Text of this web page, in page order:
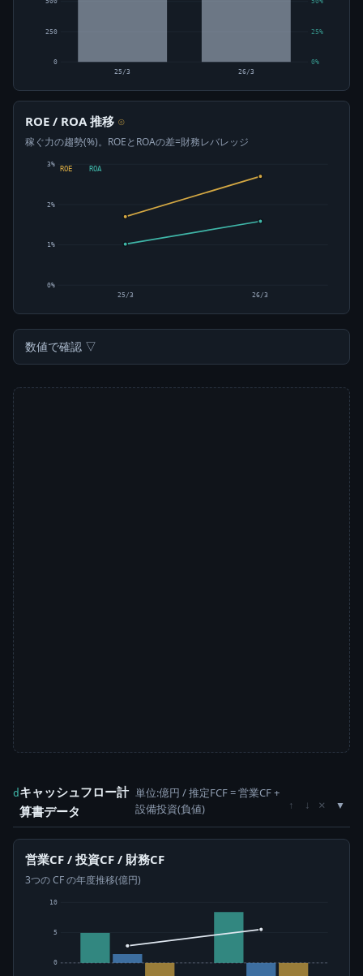
0
250
0%
25%
25/3 26/3
ROE / ROA 推移 ⊙
稼ぐ力の趨勢(%)。ROEとROAの差=財務レバレッジ
0%
1%
2%
3%
ROE ROA
25/3 26/3
数値で確認 ▽
d キャッシュフロー計
算書データ
単位:億円 / 推定FCF = 営業CF +
設備投資(負値)
↑ ↓ ×
営業CF / 投資CF / 財務CF
3つの CF の年度推移(億円)
0
5
10